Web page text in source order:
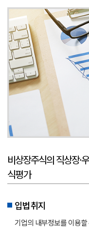
비상장주식의 직상장·
식평가
입법 취지
기업의 내부정보를 이용